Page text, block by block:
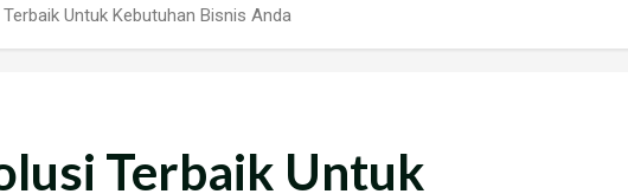
Untuk Kebutuhan Bisnis Anda
Terbaik Untuk